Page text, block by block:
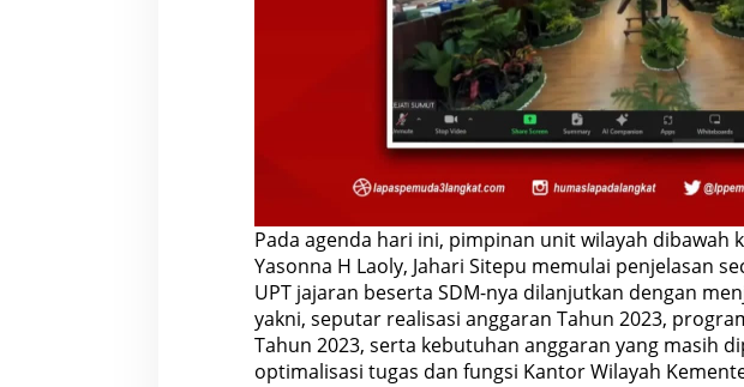
Pada agenda hari ini, pimpinan unit wilayah dibawah
Yasonna H Laoly, Jahari Sitepu memulai penjelasan
UPT jajaran beserta SDM-nya dilanjutkan dengan
yakni, seputar realisasi anggaran Tahun 2023,
Tahun 2023, serta kebutuhan anggaran yang masih
optimalisasi tugas dan fungsi Kantor Wilayah